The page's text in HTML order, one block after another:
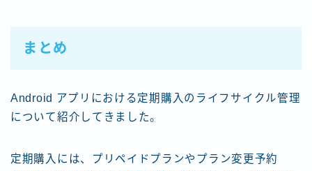
まとめ
Android アプリにおける定期購入のライフサイクル管理
について紹介してきました。
定期購入には、プリペイドプランやプラン変更予約